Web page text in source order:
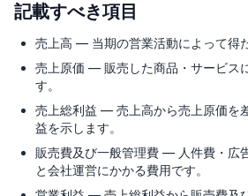
記載すべき項目
売上高 — 当期の営業活動によって得
売上原価 — 販売した商品・サービス
す。
売上総利益 — 売上高から売上原価を
益を示します。
販売費及び一般管理費 — 人件費・広
と会社運営にかかる費用です。